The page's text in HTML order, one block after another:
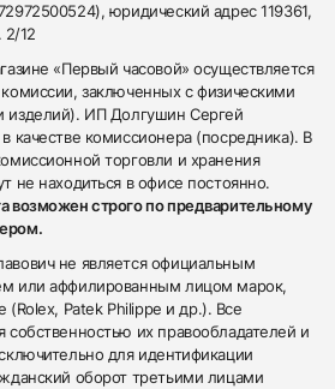
юридический адрес 119361,
2/12
«Первый часовой» осуществляется
заключенных с физическими
изделий). ИП Долгушин Сергей
качестве комиссионера (посредника). В
торговли и хранения
не находиться в офисе постоянно.
возможен строго по предварительному
не является официальным
или аффилированным лицом марок,
(Rolex, Patek Philippe и др.). Все
собственностью их правообладателей и
для идентификации
оборот третьими лицами